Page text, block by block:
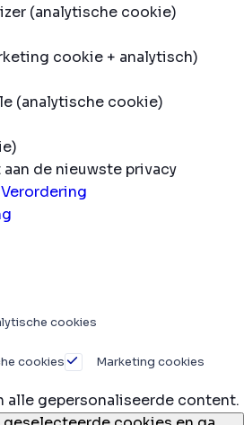
(analytische cookie)
cookie + analytisch)
(analytische cookie)
de nieuwste privacy
cookies
cookies Marketing cookies
alle gepersonaliseerde content.